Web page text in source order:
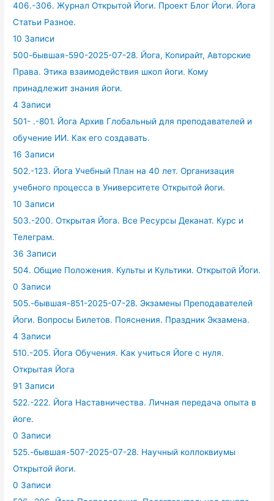
406.-306. Журнал Открытой Йоги. Проект Блог Йоги. Йога
Статьи Разное.
10 Записи
500-бывшая-590-2025-07-28. Йога, Копирайт, Авторские
Права. Этика взаимодействия школ йоги. Кому
принадлежит знания йоги.
4 Записи
501- .-801. Йога Архив Глобальный для преподавателей и
обучение ИИ. Как его создавать.
16 Записи
502.-123. Йога Учебный План на 40 лет. Организация
учебного процесса в Университете Открытой йоги.
10 Записи
503.-200. Открытая Йога. Все Ресурсы Деканат. Курс и
Телеграм.
36 Записи
504. Общие Положения. Культы и Культики. Открытой Йоги.
0 Записи
505.-бывшая-851-2025-07-28. Экзамены Преподавателей
Йоги. Вопросы Билетов. Пояснения. Праздник Экзамена.
4 Записи
510.-205. Йога Обучения. Как учиться Йоге с нуля.
Открытая Йога
91 Записи
522.-222. Йога Наставничества. Личная передача опыта в
йоге.
0 Записи
525.-бывшая-507-2025-07-28. Научный коллоквиумы
Открытой йоги.
0 Записи